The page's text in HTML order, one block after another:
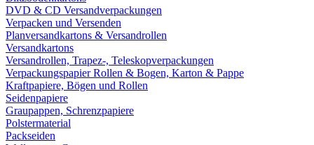
DVD & CD Versandverpackungen
Verpacken und Versenden
Planversandkartons & Versandrollen
Versandkartons
Versandrollen, Trapez-, Teleskopverpackungen
Verpackungspapier Rollen & Bogen, Karton & Pappe
Kraftpapiere, Bögen und Rollen
Seidenpapiere
Graupappen, Schrenzpapiere
Polstermaterial
Packseiden